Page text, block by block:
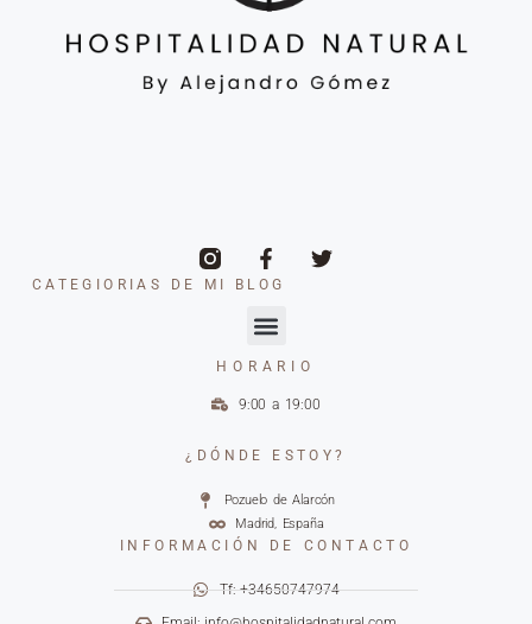
CATEGIORIAS DE MI BLOG
HORARIO
9:00 a 19:00
¿DÓNDE ESTOY?
Pozuelo de Alarcón
Madrid, España
INFORMACIÓN DE CONTACTO
Tf: +34650747974